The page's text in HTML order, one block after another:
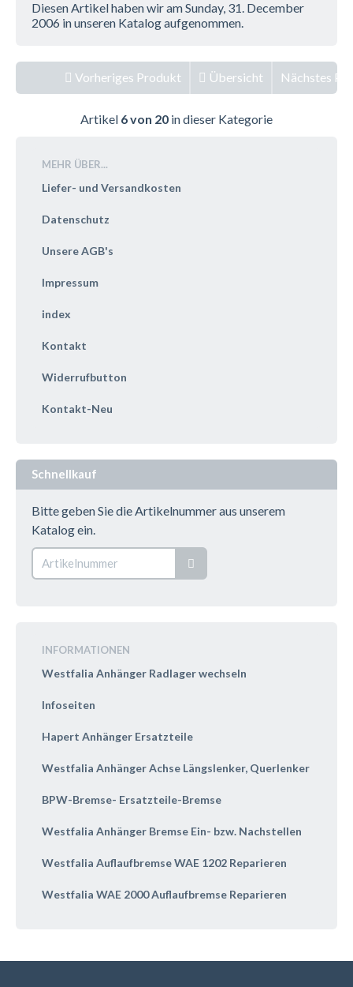
Diesen Artikel haben wir am Sunday, 31. December
2006 in unseren Katalog aufgenommen.
Vorheriges Produkt Übersicht Nächstes
Artikel 6 von 20 in dieser Kategorie
MEHR ÜBER...
Liefer- und Versandkosten
Datenschutz
Unsere AGB's
Impressum
index
Kontakt
Widerrufbutton
Kontakt-Neu
Schnellkauf
Bitte geben Sie die Artikelnummer aus unserem
Katalog ein.
INFORMATIONEN
Westfalia Anhänger Radlager wechseln
Infoseiten
Hapert Anhänger Ersatzteile
Westfalia Anhänger Achse Längslenker, Querlenker
BPW-Bremse- Ersatzteile-Bremse
Westfalia Anhänger Bremse Ein- bzw. Nachstellen
Westfalia Auflaufbremse WAE 1202 Reparieren
Westfalia WAE 2000 Auflaufbremse Reparieren